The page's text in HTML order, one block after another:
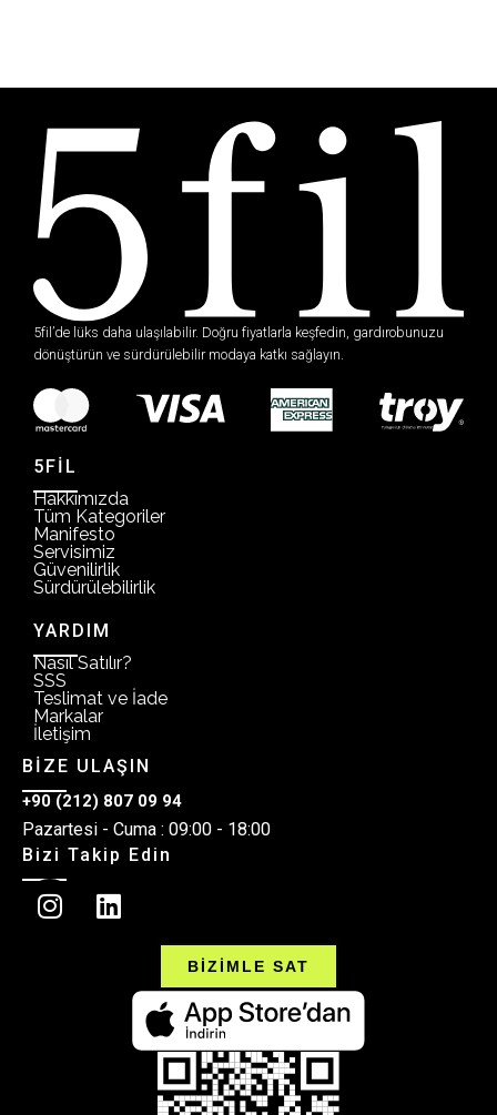
5fil’de lüks daha ulaşılabilir. Doğru fiyatlarla keşfedin, gardırobunuzu
dönüştürün ve sürdürülebilir modaya katkı sağlayın.
5FİL
Hakkımızda
Tüm Kategoriler
Manifesto
Servisimiz
Güvenilirlik
Sürdürülebilirlik
YARDIM
Nasıl Satılır?
SSS
Teslimat ve İade
Markalar
İletişim
BİZE ULAŞIN
+90 (212) 807 09 94
Pazartesi - Cuma : 09:00 - 18:00
Bizi Takip Edin
BİZİMLE SAT